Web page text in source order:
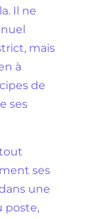
Il ne
mais
à
de
ses
ses
une
poste,